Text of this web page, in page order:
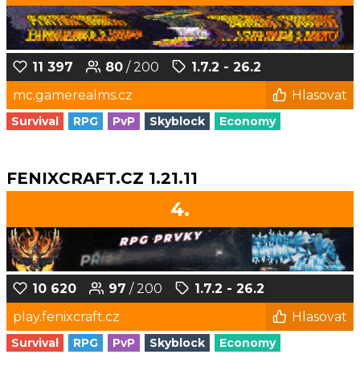
11 397 80 / 200
1.7.2 - 26.2
mc.gamerealms.cz
Hlasovat
Survival RPG PvP Skyblock Economy
FENIXCRAFT.CZ 1.21.11
4.
10 620 97 / 200
1.7.2 - 26.2
play.fenixcraft.cz
Hlasovat
Survival RPG PvP Skyblock Economy